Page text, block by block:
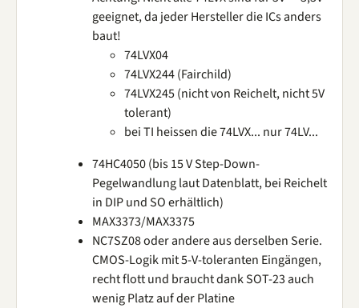
geeignet, da jeder Hersteller die ICs anders
baut!
74LVX04
74LVX244 (Fairchild)
74LVX245 (nicht von Reichelt, nicht 5V
tolerant)
bei TI heissen die 74LVX... nur 74LV...
74HC4050 (bis 15 V Step-Down-
Pegelwandlung laut Datenblatt, bei Reichelt
in DIP und SO erhältlich)
MAX3373/MAX3375
NC7SZ08 oder andere aus derselben Serie.
CMOS-Logik mit 5-V-toleranten Eingängen,
recht flott und braucht dank SOT-23 auch
wenig Platz auf der Platine